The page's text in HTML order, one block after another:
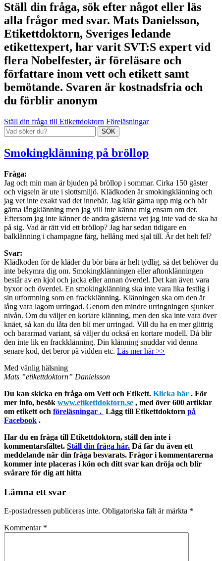
Ställ din fråga, sök efter något eller läs
alla frågor med svar. Mats Danielsson,
Etikettdoktorn, Sveriges ledande
etikettexpert, har varit SVT:S expert vid
flera Nobelfester, är föreläsare och
författare inom vett och etikett samt
bemötande. Svaren är kostnadsfria och
du förblir anonym
Ställ din fråga till Etikettdoktorn Föreläsningar
Smokingklänning på bröllop
Fråga:
Jag och min man är bjuden på bröllop i sommar. Cirka 150 gäster
och vigseln är ute i slottsmiljö. Klädkoden är smokingklänning och
jag vet inte exakt vad det innebär. Jag klär gärna upp mig och bär
gärna långklänning men jag vill inte känna mig ensam om det.
Eftersom jag inte känner de andra gästerna vet jag inte vad de ska ha
på sig. Vad är rätt vid ett bröllop? Jag har sedan tidigare en
balklänning i champagne färg, hellång med sjal till. Är det helt fel?
Svar:
Klädkoden för de kläder du bör bära är helt tydlig, så det behöver du
inte bekymra dig om. Smokingklänningen eller aftonklänningen
består av en kjol och jacka eller annan överdel. Det kan även vara
byxor och överdel. En smokingklänning ska inte vara lika festlig i
sin utformning som en frackklänning. Klänningen ska om den är
lång vara lagom urringad. Genom den mindre urringningen sjunker
nivån. Om du väljer en kortare klänning, men den ska inte vara över
knäet, så kan du låta den bli mer urringad. Vill du ha en mer glittrig
och bararmad variant, så väljer du också en kortare modell. Då blir
den inte lik en frackklänning. Din klänning snuddar vid denna
senare kod, det beror på vidden etc. Läs mer här >>
Med vänlig hälsning
Mats ”etikettdoktorn” Danielsson
Du kan skicka en fråga om Vett och Etikett. Klicka här . För
mer info, besök www.etikettdoktorn.se , med över 600 artiklar
om etikett och föreläsningar . Lägg till Etikettdoktorn på
Facebook .
Har du en fråga till Etikettdoktorn, ställ den inte i
kommentarsfältet. Ställ din fråga här. Då får du även ett
meddelande när din fråga besvarats. Frågor i kommentarerna
kommer inte placeras i kön och ditt svar kan dröja och blir
svårare för dig att hitta
Lämna ett svar
E-postadressen publiceras inte. Obligatoriska fält är märkta *
Kommentar *